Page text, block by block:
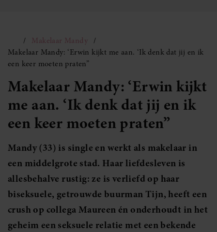
Makelaar Mandy
Makelaar Mandy: ‘Erwin kijkt me aan. ‘Ik denk dat jij en ik
een keer moeten praten”
Makelaar Mandy: ‘Erwin kijkt
me aan. ‘Ik denk dat jij en ik
een keer moeten praten”
Mandy (33) is single en werkt als makelaar in
een middelgrote stad. Haar liefdesleven is
allesbehalve rustig: ze is verliefd op haar
biseksuele, getrouwde buurman Tijn, heeft een
crush op collega Maureen én onderhoudt in het
geheim een seksuele relatie met een bekende